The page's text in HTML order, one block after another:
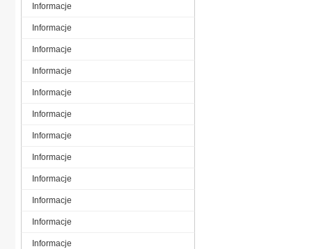
Informacje
Informacje
Informacje
Informacje
Informacje
Informacje
Informacje
Informacje
Informacje
Informacje
Informacje
Informacje